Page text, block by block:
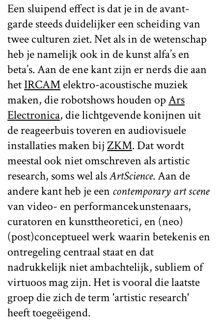
Een sluipend effect is dat je in de avant-
garde steeds duidelijker een scheiding van
twee culturen ziet. Net als in de wetenschap
heb je namelijk ook in de kunst alfa’s en
beta’s. Aan de ene kant zijn er nerds die aan
hetIRCAMelektro-acoustische muziek
maken, die robotshows houden opArs
Electronica, die lichtgevende konijnen uit
de reageerbuis toveren en audiovisuele
installaties maken bijZKM. Dat wordt
meestal ook niet omschreven als artistic
research, soms wel alsArtScience. Aan de
andere kant heb je eencontemporary art scene
van video- en performancekunstenaars,
curatoren en kunsttheoretici, en (neo)
(post)conceptueel werk waarin betekenis en
ontregeling centraal staat en dat
nadrukkelijk niet ambachtelijk, subliem of
virtuoos mag zijn. Het is vooral die laatste
groep die zich de term 'artistic research'
heeft toegeëigend.